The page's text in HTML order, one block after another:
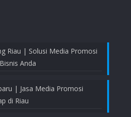
Riau | Solusi Media Promosi
Anda
| Jasa Media Promosi
di Riau